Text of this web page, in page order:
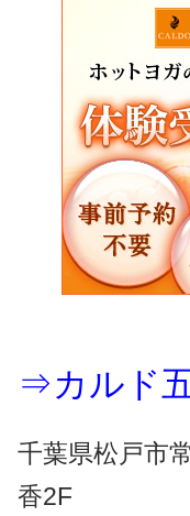
⇒カルド
千葉県松戸市
香2F